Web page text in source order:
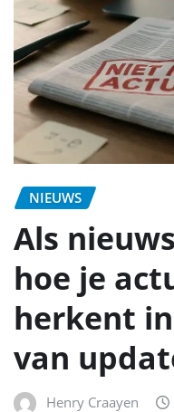
NIEUWS
Als
hoe je
herkent
van
Henry Craayen